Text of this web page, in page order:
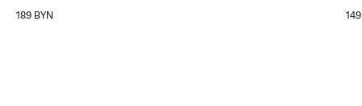
189 BYN